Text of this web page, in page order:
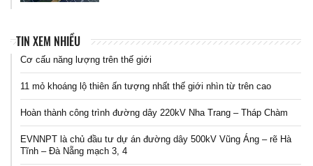
TIN XEM NHIỀU
Cơ cấu năng lượng trên thế giới
11 mỏ khoáng lộ thiên ấn tượng nhất thế giới nhìn từ trên cao
Hoàn thành công trình đường dây 220kV Nha Trang – Tháp Chàm
EVNNPT là chủ đầu tư dự án đường dây 500kV Vũng Áng – rẽ Hà
Tĩnh – Đà Nẵng mạch 3, 4